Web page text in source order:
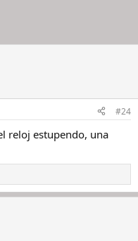
#24
reloj estupendo, una